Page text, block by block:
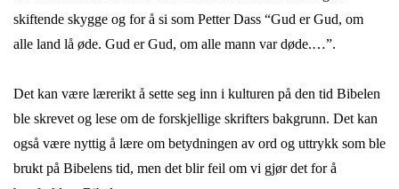
skiftende skygge og for å si som Petter Dass “Gud er Gud, om
alle land lå øde. Gud er Gud, om alle mann var døde.…”.
Det kan være lærerikt å sette seg inn i kulturen på den tid Bibelen
ble skrevet og lese om de forskjellige skrifters bakgrunn. Det kan
også være nyttig å lære om betydningen av ord og uttrykk som ble
brukt på Bibelens tid, men det blir feil om vi gjør det for å